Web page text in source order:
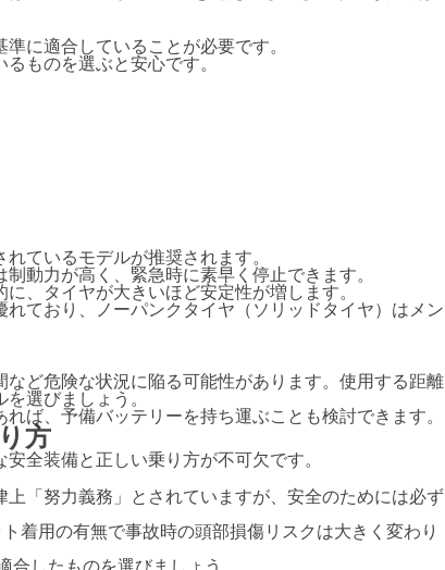
に適合していることが必要です。
ものを選ぶと安心です。
ているモデルが推奨されます。
動力が高く、緊急時に素早く停止できます。
、タイヤが大きいほど安定性が増します。
ており、ノーパンクタイヤ（ソリッドタイヤ）はメン
ど危険な状況に陥る可能性があります。使用する距離
選びましょう。
ば、予備バッテリーを持ち運ぶことも検討できます。
方
全装備と正しい乗り方が不可欠です。
「努力義務」とされていますが、安全のためには必ず
着用の有無で事故時の頭部損傷リスクは大きく変わり